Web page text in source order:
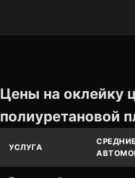
Цены на оклейку
полиуретановой
УСЛУГА